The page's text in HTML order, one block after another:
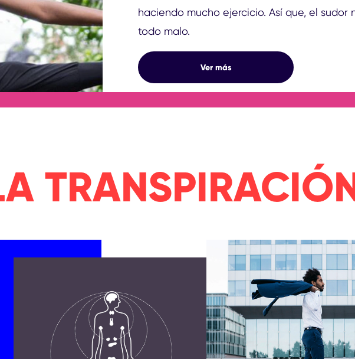
haciendo mucho ejercicio. Así que, el sudor
todo malo.
Ver más¿ES BUENO TRANSPIRAR?